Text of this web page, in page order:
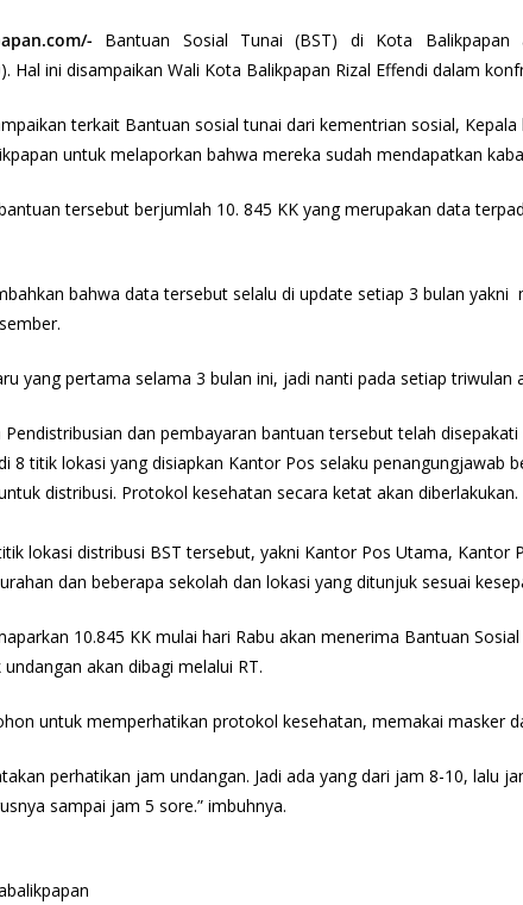
Bantuan Sosial Tunai (BST) di Kota Balikpapan
Hal ini disampaikan Wali Kota Balikpapan Rizal Effendi dalam
terkait Bantuan sosial tunai dari kementrian sosial,
untuk melaporkan bahwa mereka sudah mendapatkan
tersebut berjumlah 10. 845 KK yang merupakan data
bahwa data tersebut selalu di update setiap 3 bulan yakni
yang pertama selama 3 bulan ini, jadi nanti pada setiap triwulan
dan pembayaran bantuan tersebut telah
8 titik lokasi yang disiapkan Kantor Pos selaku penangungjawab
distribusi. Protokol kesehatan secara ketat akan diberlakukan.
lokasi distribusi BST tersebut, yakni Kantor Pos Utama, Kantor
dan beberapa sekolah dan lokasi yang ditunjuk sesuai
10.845 KK mulai hari Rabu akan menerima Bantuan
akan dibagi melalui RT.
untuk memperhatikan protokol kesehatan, memakai masker
perhatikan jam undangan. Jadi ada yang dari jam 8-10, lalu
sampai jam 5 sore.” imbuhnya.